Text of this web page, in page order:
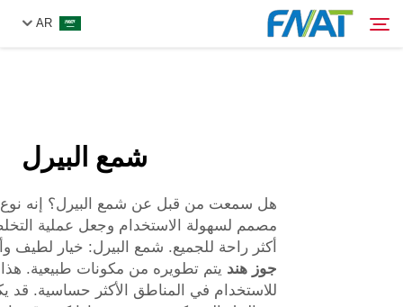
AR
شمع البيرل
هل سمعت من قبل عن شمع البيرل؟ إنه
مصمم لسهولة الاستخدام وجعل عملية
أكثر راحة للجميع. شمع البيرل: خيار لطيف
جوز هند يتم تطويره من مكونات طبيعية. هذا
للاستخدام في المناطق الأكثر حساسية. قد